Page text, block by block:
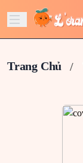
Trang Chủ